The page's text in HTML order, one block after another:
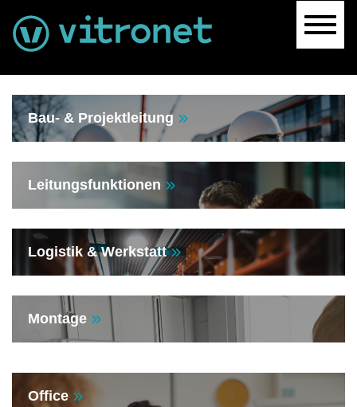
Bau- & Projektleitung
Leitungsfunktionen
Logistik & Werkstatt
Montage
Office